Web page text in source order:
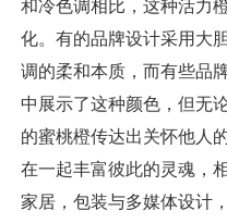
和冷色调相比，这种活力
化。有的品牌设计采用大
调的柔和本质，而有些品
中展示了这种颜色，但无
的蜜桃橙传达出关怀他人
在一起丰富彼此的灵魂，
家居，包装与多媒体设计